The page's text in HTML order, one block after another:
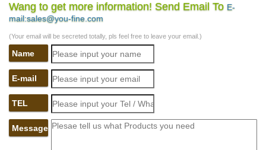
Цены и фото на уаз патриот в казахстане.
Цены на экскурсии на бали 2016 в нуса дуа.
Account Suspended
Web ИРБИС
цены на нефть.
302 Found
Wang to get more information! Send Email To E-
mail:sales@you-fine.com
(Your email will be secreted totally, pls feel free to leave your email.)
Name
E-mail
TEL
Message